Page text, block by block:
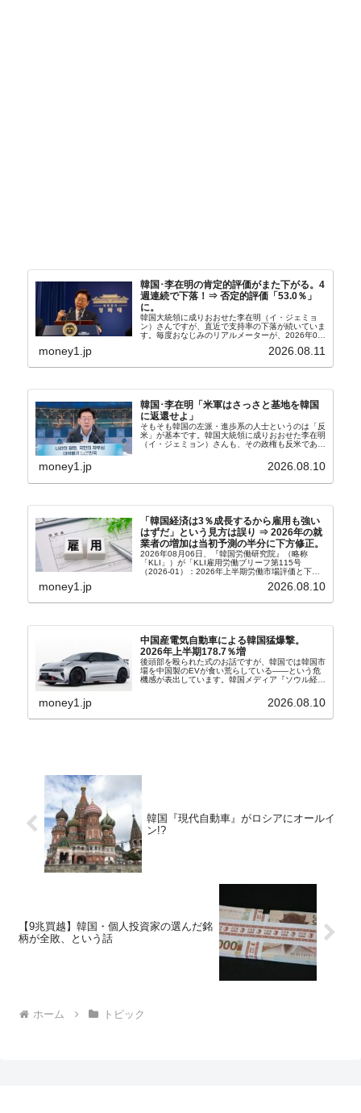
韓国･李在明の肯定的評価がまた下がる。4
週連続で下落！⇒ 否定的評価「53.0％」
に。
韓国大統領に成りおおせた李在明（イ・ジェミョ
ン）さんですが、直近で支持率の下落が続いていま
す。毎度おなじみのリアルメーターが、2026年08
なりました。肯定的な評価※はさらに下がって
money1.jp 2026.08.11
韓国･李在明「米軍はさっさと基地を韓国
に返還せよ」
そもそも韓国の左派・進歩系の人士というのは「反
米」が基本です。韓国大統領に成りおおせた李在明
（イ・ジェミョン）さんも、その政権も反米であ
（アン・ギュベク）さんが国防部長（長官）を努め
money1.jp 2026.08.10
「韓国経済は3％成長するから雇用も強い
はずだ」という見方は誤り ⇒ 2026年の就
業者の増加は当初予測の半分に下方修正。
2026年08月06日、『韓国労働研究院』（略称
「KLI」）が「KLI雇用労働ブリーフ第115号
（2026-01）：2026年上半期労働市場評価と下半
度もご紹介していますが、政府が何よりも大...
money1.jp 2026.08.10
中国産電気自動車による韓国猛爆撃。
2026年上半期178.7％増
後頭部を殴られた式のお話ですが、韓国では韓国市
場を中国製のEVが食い荒らしている――という危
機感が表出しています。韓国メディア『ソウル経
ルは「中国EVの大攻勢…東風もプジョーと手を組
money1.jp 2026.08.10
韓国『現代自動車』がロシアにオールイ
ン!?
【9兆買越】韓国・個人投資家の選んだ銘
柄が全敗、という話
ホーム トピック